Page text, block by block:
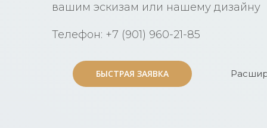
вашим эскизам или нашему дизайну
Телефон: +7 (901) 960-21-85
БЫСТРАЯ ЗАЯВКА
БЫСТРАЯ ЗАЯВКА